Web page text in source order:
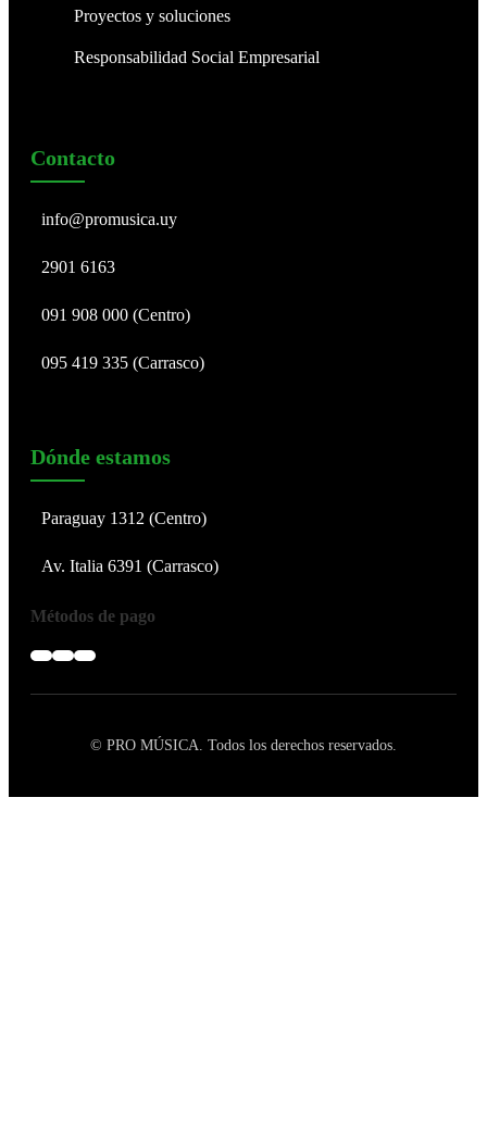
Proyectos y soluciones
Responsabilidad Social Empresarial
Contacto
info@promusica.uy
2901 6163
091 908 000 (Centro)
095 419 335 (Carrasco)
Dónde estamos
Paraguay 1312 (Centro)
Av. Italia 6391 (Carrasco)
Métodos de pago
© PRO MÚSICA. Todos los derechos reservados.